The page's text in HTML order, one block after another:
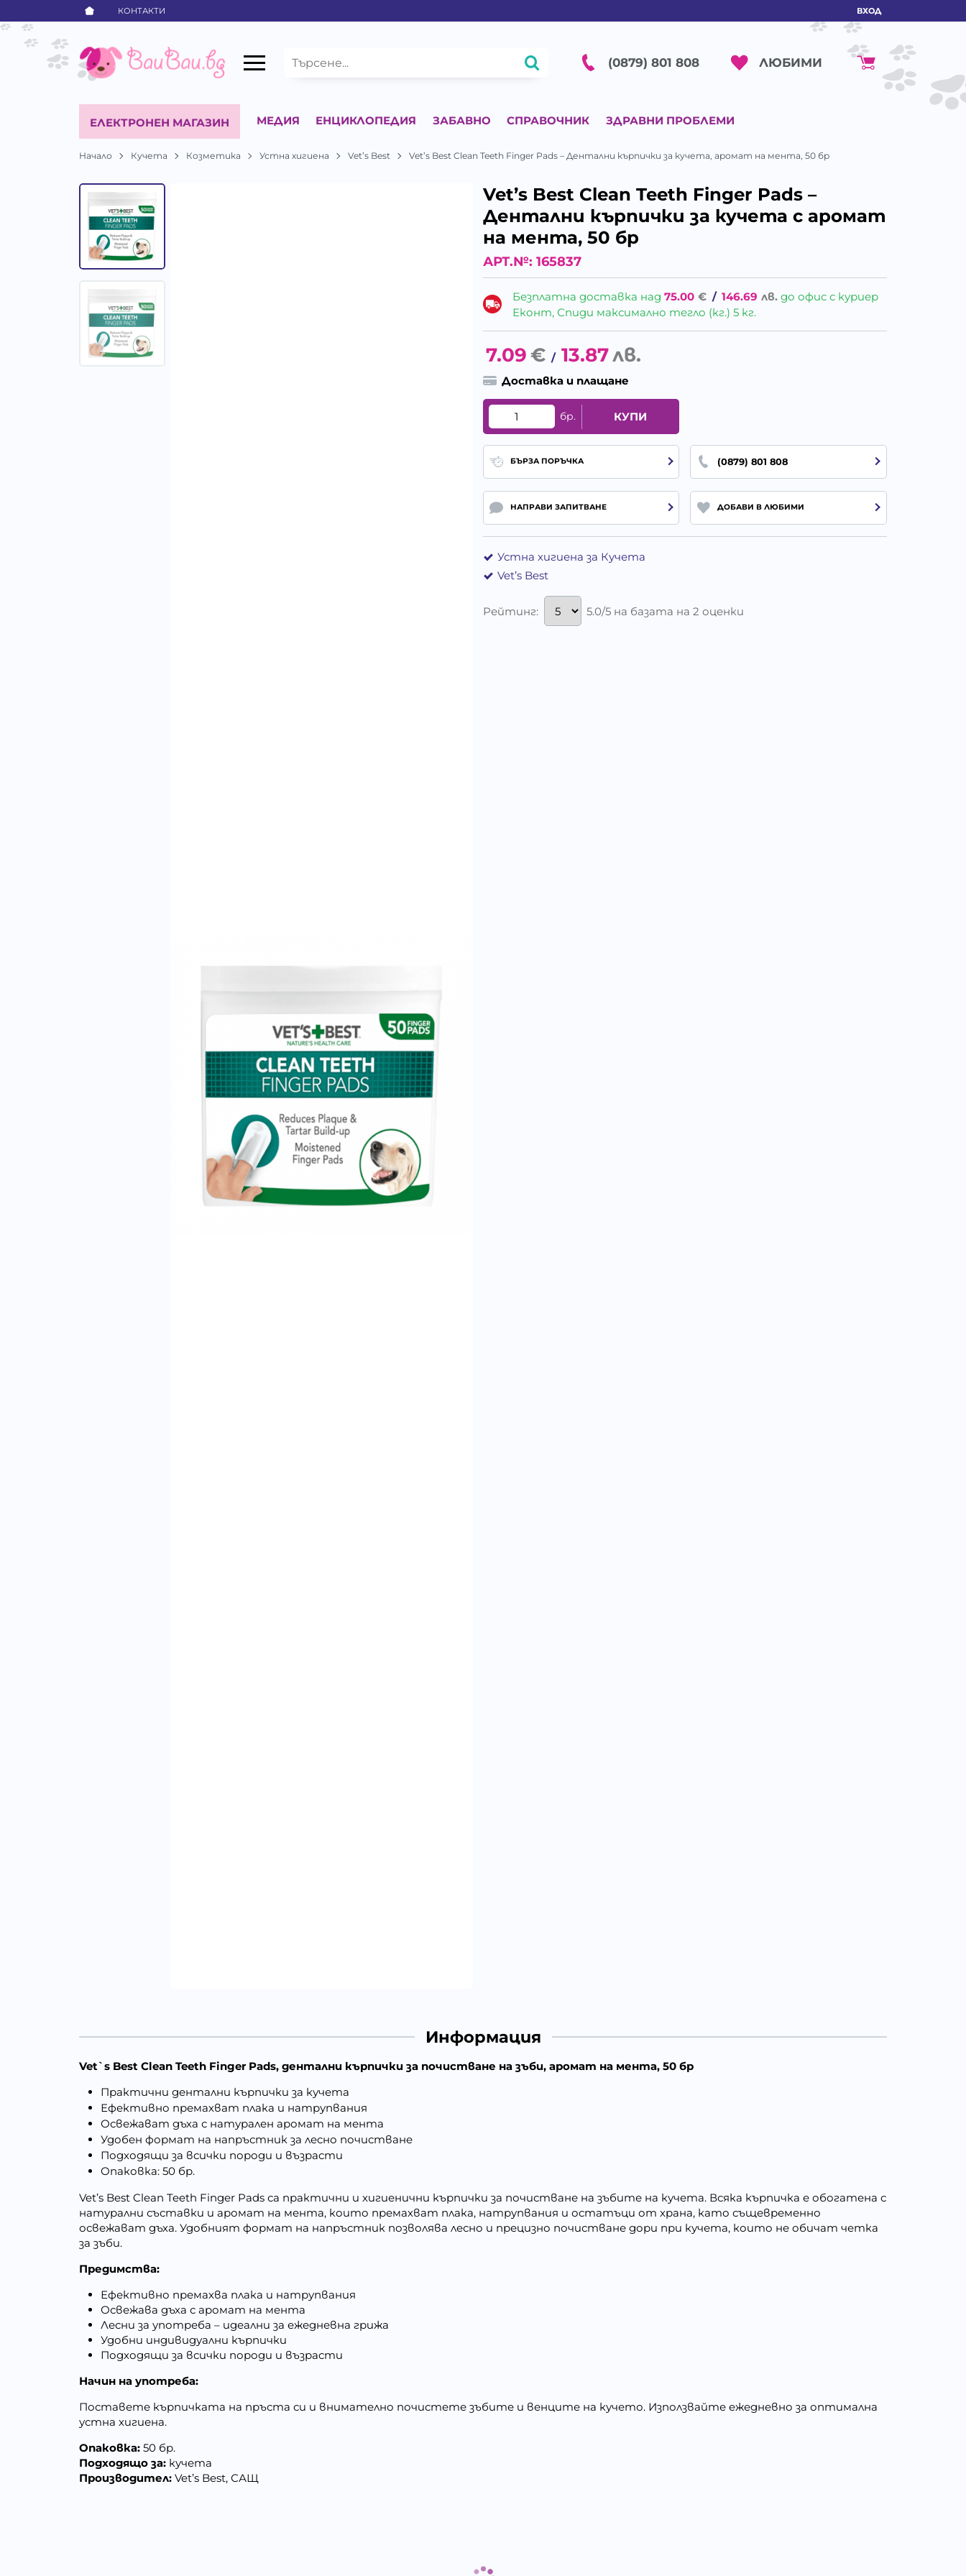
КОНТАКТИ ВХОД
(0879) 801 808 ЛЮБИМИ
ЕЛЕКТРОНЕН МАГАЗИН МЕДИЯ ЕНЦИКЛОПЕДИЯ ЗАБАВНО СПРАВОЧНИК ЗДРАВНИ ПРОБЛЕМИ
Начало Кучета Козметика Устна хигиена Vet’s Best Vet’s Best Clean Teeth Finger Pads – Дентални кърпички за кучета, аромат на мента, 50 бр
Vet’s Best Clean Teeth Finger Pads –
Дентални кърпички за кучета с аромат
на мента, 50 бр
АРТ.№: 165837
Безплатна доставка над75.00 € / 146.69 лв. до офис с куриер
Еконт, Спиди максимално тегло (кг.) 5 кг.
7.09€ / 13.87лв.
Доставка и плащане
бр. КУПИ
БЪРЗА ПОРЪЧКА (0879) 801 808
НАПРАВИ ЗАПИТВАНЕ ДОБАВИ В ЛЮБИМИ
Устна хигиена за Кучета
Vet’s Best
Рейтинг: 5.0/5 на базата на 2 оценки
Информация
Vet`s Best Clean Teeth Finger Pads, дентални кърпички за почистване на зъби, аромат на мента, 50 бр
Практични дентални кърпички за кучета
Ефективно премахват плака и натрупвания
Освежават дъха с натурален аромат на мента
Удобен формат на напръстник за лесно почистване
Подходящи за всички породи и възрасти
Опаковка: 50 бр.
Vet’s Best Clean Teeth Finger Pads са практични и хигиенични кърпички за почистване на зъбите на кучета. Всяка кърпичка е обогатена с
натурални съставки и аромат на мента, които премахват плака, натрупвания и остатъци от храна, като същевременно
освежават дъха. Удобният формат на напръстник позволява лесно и прецизно почистване дори при кучета, които не обичат четка
за зъби.
Предимства:
Ефективно премахва плака и натрупвания
Освежава дъха с аромат на мента
Лесни за употреба – идеални за ежедневна грижа
Удобни индивидуални кърпички
Подходящи за всички породи и възрасти
Начин на употреба:
Поставете кърпичката на пръста си и внимателно почистете зъбите и венците на кучето. Използвайте ежедневно за оптимална
устна хигиена.
Опаковка:50 бр.
Подходящо за: кучета
Производител: Vet’s Best, САЩ